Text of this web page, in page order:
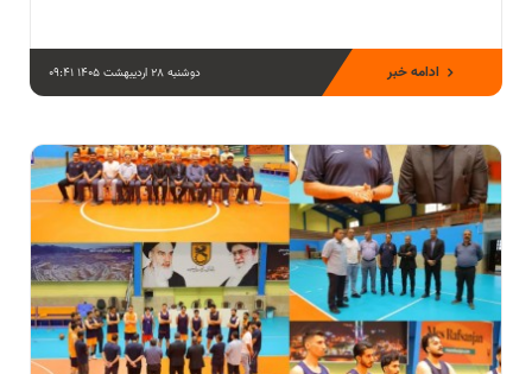
دوشنبه 28 اردیبهشت 1405 09:41 ادامه خبر